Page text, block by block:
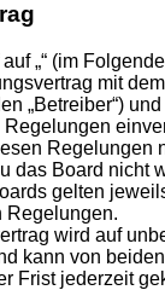
„“ (im
mit
„Betreiber“)
Regelungen
das Board nicht
gelten
Regelungen.
wird auf
kann von
Frist jederzeit